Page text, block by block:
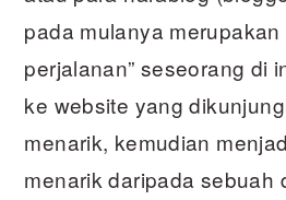
pada mulanya merupakan
perjalanan” seseorang di
ke website yang
menarik, kemudian
menarik daripada sebuah